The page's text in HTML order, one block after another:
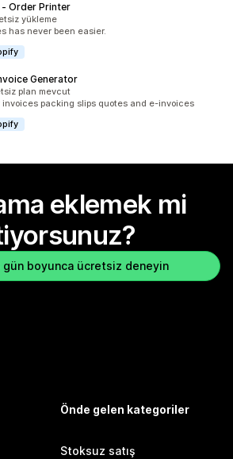
Order Printer
yükleme
has never been easier.
Generator
plan mevcut
invoices packing slips quotes and e-invoices
eklemek mi
gün boyunca ücretsiz deneyin
Önde gelen kategoriler
Stoksuz satış